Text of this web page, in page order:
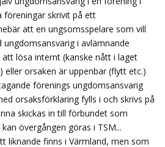
föreningar skrivit på ett
att en ungsomsspelare som vill
i avlämnande
lösa internt (kanske nått i laget
eller orsaken är uppenbar (flytt etc.)
förenings ungdomsansvarig
orsaksförklaring fylls i och skrivs på
skickas in till förbundet som
övergången göras i TSM...
liknande finns i Värmland, men som